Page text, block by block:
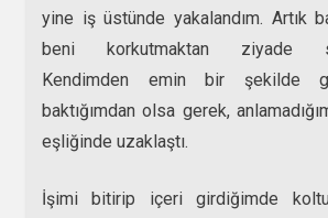
yine iş üstünde yakalandım. Artık
beni korkutmaktan ziyade
Kendimden emin bir şekilde
baktığımdan olsa gerek,
eşliğinde uzaklaştı.
İşimi bitirip içeri girdiğimde